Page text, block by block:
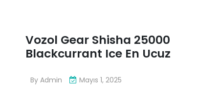
Vozol Gear Shisha 25000
Blackcurrant Ice En Ucuz
By Admin Mayıs 1, 2025